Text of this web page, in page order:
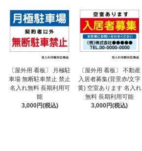
〔屋外用 看板〕 月極駐
車場 無断駐車禁止 禁止
名入れ無料 長期利用可
能
3,000円(税込)
〔屋外用 看板〕 不動産
入居者募集(背景赤/文字
黄) 空室あります 名入れ
無料 長期利用可能
3,000円(税込)